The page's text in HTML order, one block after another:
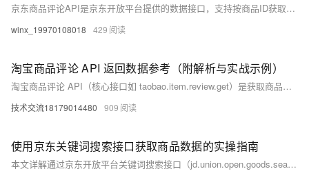
京东商品评论API是京东开放平台提供的数据接口，支持按商品ID获取评论，具备分页、评分筛选、排序等功能，适用于电商数据分析与用户反馈收集。接口采用HTTPS请求，数据格式为JSON，具备高并发处理能力。附Python请求示例代码，便于开发者快速集成。
winx_19970108018 429
淘宝商品评论 API 返回数据参考（附解析与实战示例）
淘宝商品评论 API（核心接口如 taobao.item.review.get）是获取商品用户评价数据的官方通道，返回数据以 JSON 格式为主，结构规范且字段丰富，涵盖评论基础信息、用户画像、内容详情、多媒体信息等维度。本文将拆解通用返回结构、核心字段含义、多场景示例及解析注意事项，为开发者提供完整的数据参考指南。
技术交流18179014480 909
使用京东关键词搜索接口获取商品数据的实操指南
本文详解通过京东开放平台关键词搜索接口（jd.union.open.goods.search）合法获取商品数据的全流程，涵盖账号认证、应用创建、接口调用、签名生成、数据解析及优化策略，助力电商选品、联盟推广与市场分析，提升数据获取效率与合规性。